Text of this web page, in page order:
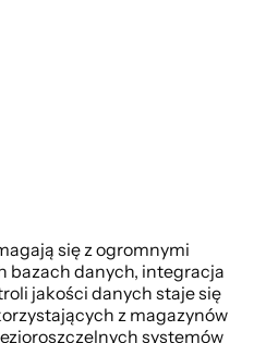
się z ogromnymi
bazach danych, integracja
jakości danych staje się
z magazynów
systemów